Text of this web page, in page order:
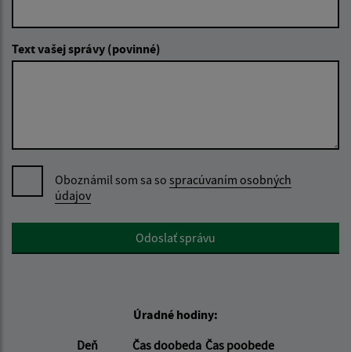
Text vašej správy (povinné)
Oboznámil som sa so spracúvaním osobných
údajov
Google reCaptcha ResponseOdoslať správu
Úradné hodiny:
Deň
Čas doobeda Čas poobede